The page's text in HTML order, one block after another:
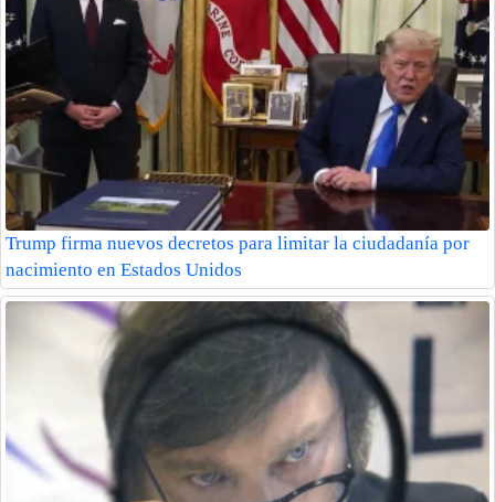
Trump firma nuevos decretos para limitar la ciudadanía por
nacimiento en Estados Unidos